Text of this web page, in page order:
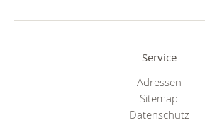
Service
Adressen
Sitemap
Datenschutz